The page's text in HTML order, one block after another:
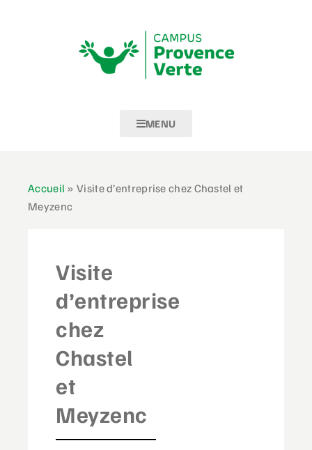
MENU
Accueil »Visite d’entreprise chez Chastel et
Meyzenc
Visite
d’entreprise
chez
Chastel
et
Meyzenc